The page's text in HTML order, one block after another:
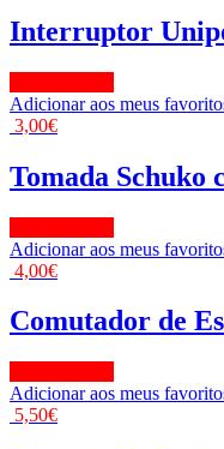
Interruptor
Adicionar aos meus
3,00€
Tomada Schuko
Adicionar aos meus
4,00€
Comutador de
Adicionar aos meus
5,50€